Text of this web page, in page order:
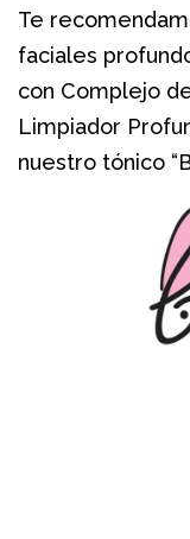
Te
faciales
con Complejo
Limpiador
nuestro tónico